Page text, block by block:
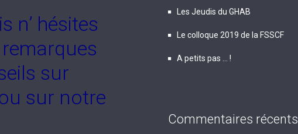
n’ hésites
sur
sur notre
Les Jeudis du GHAB
Le colloque 2019 de la FSSCF
A petits pas … !
Commentaires récents